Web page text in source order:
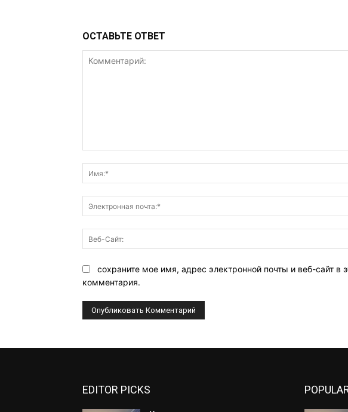
ОСТАВЬТЕ ОТВЕТ
сохраните мое имя, адрес электронной почты и веб-сайт в
комментария.
EDITOR PICKS